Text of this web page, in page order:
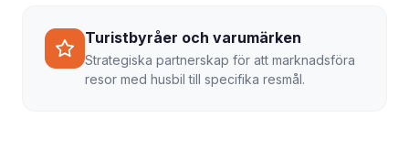
Turistbyråer och varumärken
Strategiska partnerskap för att marknadsföra
resor med husbil till specifika resmål.